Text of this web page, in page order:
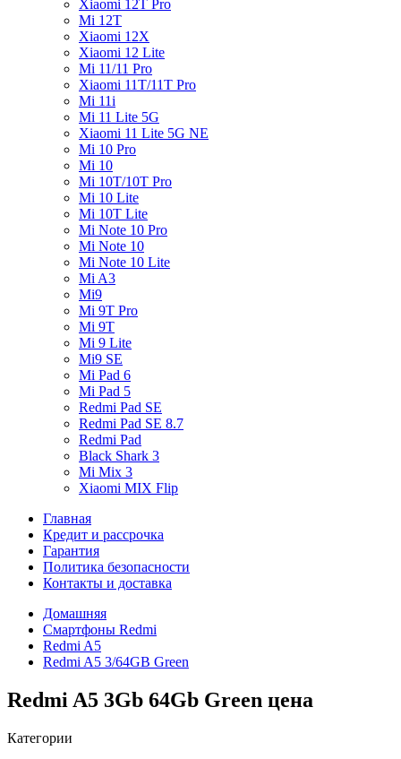
Xiaomi 12T Pro
Mi 12T
Xiaomi 12X
Xiaomi 12 Lite
Mi 11/11 Pro
Xiaomi 11T/11T Pro
Mi 11i
Mi 11 Lite 5G
Xiaomi 11 Lite 5G NE
Mi 10 Pro
Mi 10
Mi 10T/10T Pro
Mi 10 Lite
Mi 10T Lite
Mi Note 10 Pro
Mi Note 10
Mi Note 10 Lite
Mi A3
Mi9
Mi 9T Pro
Mi 9T
Mi 9 Lite
Mi9 SE
Mi Pad 6
Mi Pad 5
Redmi Pad SE
Redmi Pad SE 8.7
Redmi Pad
Black Shark 3
Mi Mix 3
Xiaomi MIX Flip
Главная
Кредит и рассрочка
Гарантия
Политика безопасности
Контакты и доставка
Домашняя
Смартфоны Redmi
Redmi A5
Redmi A5 3/64GB Green
Redmi A5 3Gb 64Gb Green цена
Категории